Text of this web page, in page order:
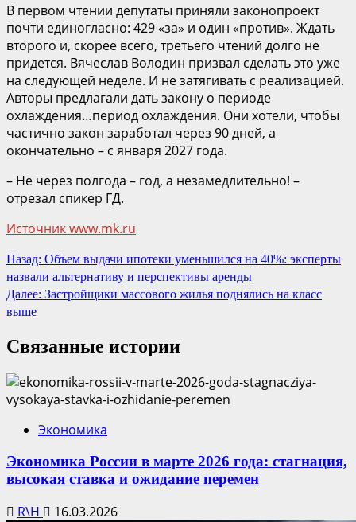
В первом чтении депутаты приняли законопроект
почти единогласно: 429 «за» и один «против». Ждать
второго и, скорее всего, третьего чтений долго не
придется. Вячеслав Володин призвал сделать это уже
на следующей неделе. И не затягивать с реализацией.
Авторы предлагали дать закону о периоде
охлаждения…период охлаждения. Они хотели, чтобы
частично закон заработал через 90 дней, а
окончательно – с января 2027 года.
– Не через полгода – год, а незамедлительно! –
отрезал спикер ГД.
Источник www.mk.ru
Продолжить
чтение
Назад: Объем выдачи ипотеки уменьшился на 40%: эксперты
назвали альтернативу и перспективы аренды
Далее: Застройщики массового жилья поднялись на класс
выше
Связанные истории
Экономика
Экономика России в марте 2026 года: стагнация,
высокая ставка и ожидание перемен
R\H 16.03.2026